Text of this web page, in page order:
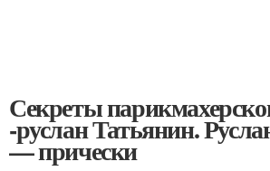
Секреты
-руслан Татьянин.
— прически